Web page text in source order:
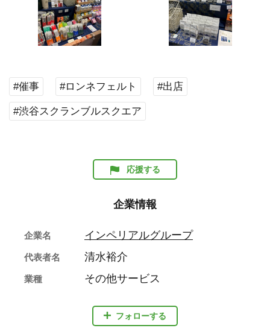
#催事 #ロンネフェルト #出店
#渋谷スクランブルスクエア
応援する
企業情報
フォローする
企業名 インペリアルグループ
代表者名 清水裕介
業種 その他サービス